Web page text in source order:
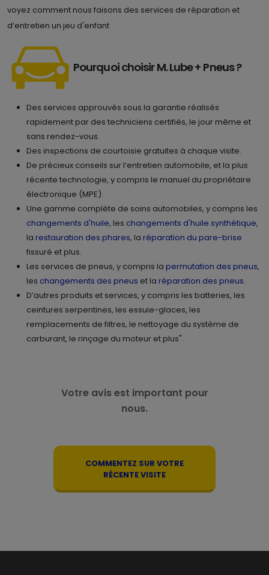
voyez comment nous faisons des services de réparation et
d’entretien un jeu d'enfant
Pourquoi choisir M. Lube + Pneus ?
Des services approuvés sous la garantie réalisés
rapidement par des techniciens certifiés, le jour même et
sans rendez-vous.
Des inspections de courtoisie gratuites à chaque visite.
De précieux conseils sur l’entretien automobile, et la plus
récente technologie, y compris le manuel du propriétaire
électronique (MPE).
Une gamme complète de soins automobiles, y compris les
changements d'huile, les changements d'huile synthétique,
la restauration des phares, la réparation du pare-brise
fissuré et plus.
Les services de pneus, y compris la permutation des pneus,
les changements des pneus et la réparation des pneus.
D’autres produits et services, y compris les batteries, les
ceintures serpentines, les essuie-glaces, les
remplacements de filtres, le nettoyage du système de
carburant, le rinçage du moteur et plus".
Votre avis est important pour
nous.
COMMENTEZ SUR VOTRE
RÉCENTE VISITE